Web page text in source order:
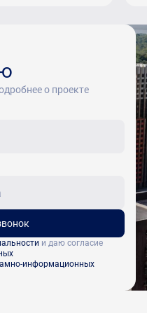
о проекте
и даю согласие
информационных